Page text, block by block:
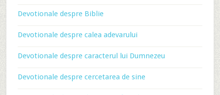
Devotionale despre Biblie
Devotionale despre calea adevarului
Devotionale despre caracterul lui Dumnezeu
Devotionale despre cercetarea de sine